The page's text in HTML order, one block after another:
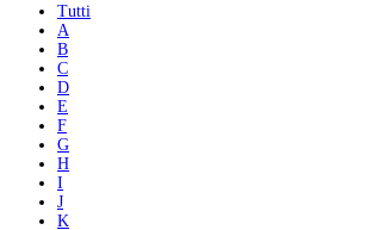
Tutti
A
B
C
D
E
F
G
H
I
J
K